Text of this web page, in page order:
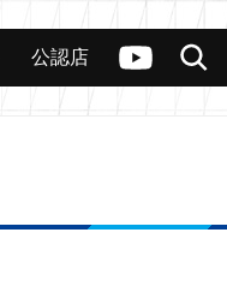
ヴァンガードch
検索
公認店舗 その他
公認店